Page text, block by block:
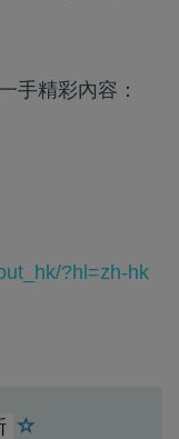
手精彩內容：
?hl=zh-hk